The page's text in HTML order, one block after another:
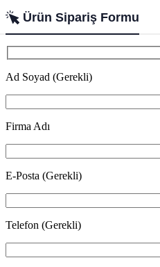
Ürün Sipariş Formu
Ad Soyad (Gerekli)
Firma Adı
E-Posta (Gerekli)
Telefon (Gerekli)